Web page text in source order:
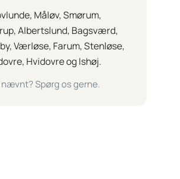
Måløv, Smørum,
Albertslund, Bagsværd,
Værløse, Farum, Stenløse,
Hvidovre og Ishøj.
nævnt? Spørg os gerne.